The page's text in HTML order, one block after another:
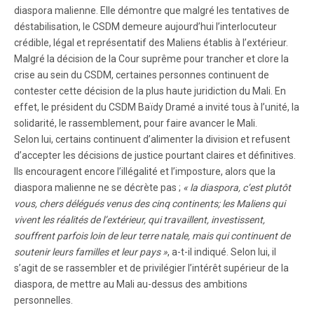
diaspora malienne. Elle démontre que malgré les tentatives de
déstabilisation, le CSDM demeure aujourd’hui l’interlocuteur
crédible, légal et représentatif des Maliens établis à l’extérieur.
Malgré la décision de la Cour suprême pour trancher et clore la
crise au sein du CSDM, certaines personnes continuent de
contester cette décision de la plus haute juridiction du Mali. En
effet, le président du CSDM Baïdy Dramé a invité tous à l’unité, la
solidarité, le rassemblement, pour faire avancer le Mali.
Selon lui, certains continuent d’alimenter la division et refusent
d’accepter les décisions de justice pourtant claires et définitives.
Ils encouragent encore l’illégalité et l’imposture, alors que la
diaspora malienne ne se décrète pas ; « la diaspora, c’est plutôt
vous, chers délégués venus des cinq continents; les Maliens qui
vivent les réalités de l’extérieur, qui travaillent, investissent,
souffrent parfois loin de leur terre natale, mais qui continuent de
soutenir leurs familles et leur pays », a-t-il indiqué. Selon lui, il
s’agit de se rassembler et de privilégier l’intérêt supérieur de la
diaspora, de mettre au Mali au-dessus des ambitions
personnelles.